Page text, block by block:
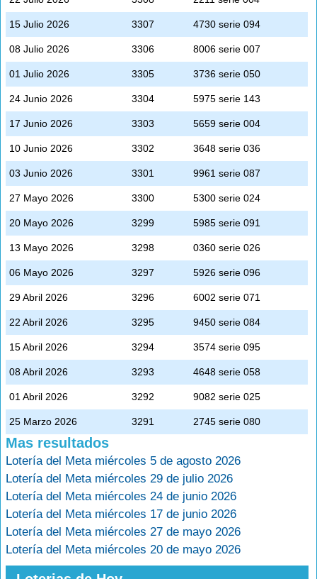
15 Julio 2026 3307 4730 serie 094
08 Julio 2026 3306 8006 serie 007
01 Julio 2026 3305 3736 serie 050
24 Junio 2026 3304 5975 serie 143
17 Junio 2026 3303 5659 serie 004
10 Junio 2026 3302 3648 serie 036
03 Junio 2026 3301 9961 serie 087
27 Mayo 2026 3300 5300 serie 024
20 Mayo 2026 3299 5985 serie 091
13 Mayo 2026 3298 0360 serie 026
06 Mayo 2026 3297 5926 serie 096
29 Abril 2026 3296 6002 serie 071
22 Abril 2026 3295 9450 serie 084
15 Abril 2026 3294 3574 serie 095
08 Abril 2026 3293 4648 serie 058
01 Abril 2026 3292 9082 serie 025
25 Marzo 2026 3291 2745 serie 080
Mas resultados
Lotería del Meta miércoles 5 de agosto 2026
Lotería del Meta miércoles 29 de julio 2026
Lotería del Meta miércoles 24 de junio 2026
Lotería del Meta miércoles 17 de junio 2026
Lotería del Meta miércoles 27 de mayo 2026
Lotería del Meta miércoles 20 de mayo 2026